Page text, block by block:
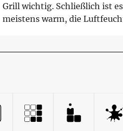
Grill wichtig. Schließlich ist
meistens warm, die